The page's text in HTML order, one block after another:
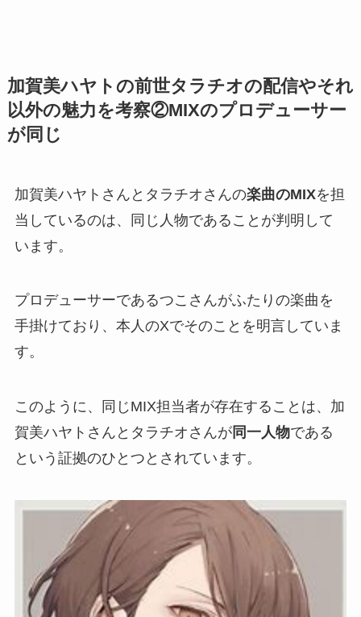
加賀美ハヤトの前世タラチオの配信やそれ
以外の魅力を考察②MIXのプロデューサー
が同じ
加賀美ハヤトさんとタラチオさんの楽曲のMIXを担
当しているのは、
同じ人物であることが判明して
います。
プロデューサーであるつこさんがふたりの楽曲を
手掛けており、本人のXでそのことを明言していま
す。
このように、同じMIX担当者が存在することは、加
賀美ハヤトさんとタラチオさんが同一人物である
という証拠のひとつとされています。